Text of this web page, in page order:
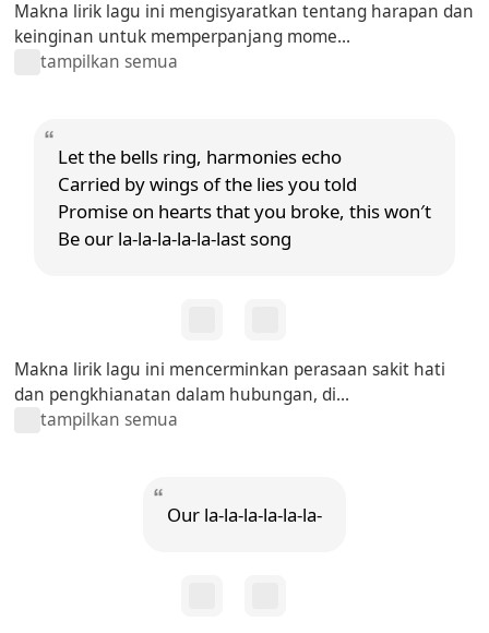
Makna lirik lagu ini mengisyaratkan tentang harapan dan
keinginan untuk memperpanjang mome...
tampilkan semua
Let the bells ring, harmonies echo
Carried by wings of the lies you told
Promise on hearts that you broke, this won′t
Be our la-la-la-la-la-last song
Makna lirik lagu ini mencerminkan perasaan sakit hati
dan pengkhianatan dalam hubungan, di...
tampilkan semua
Our la-la-la-la-la-la-